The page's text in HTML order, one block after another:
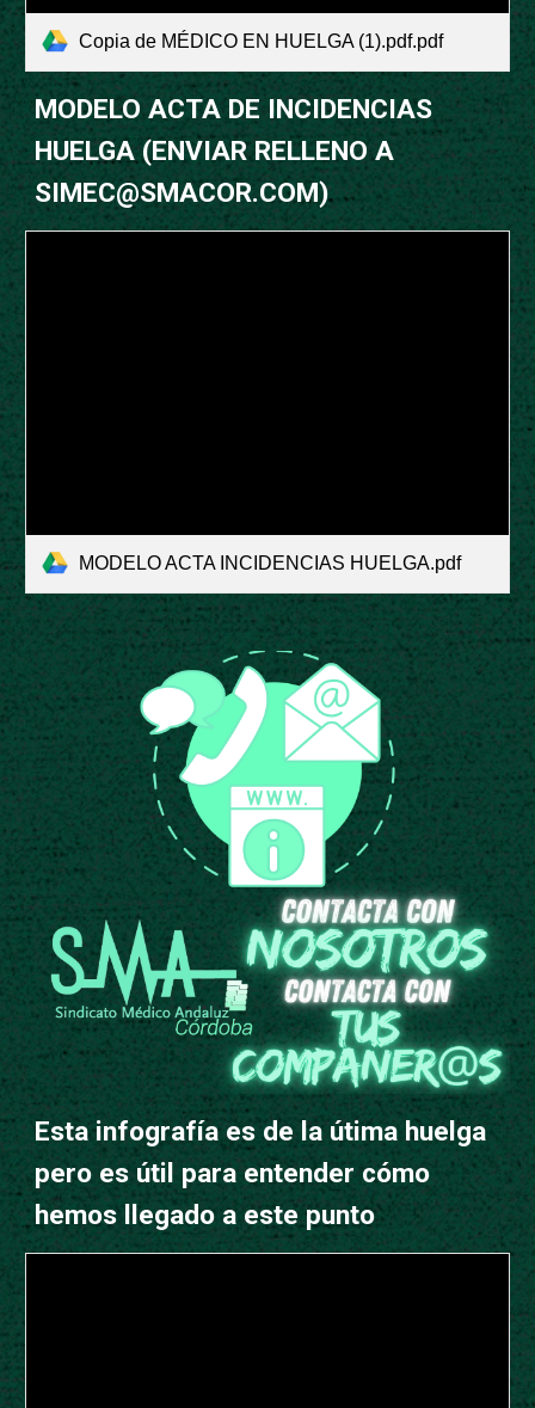
Copia de MÉDICO EN HUELGA (1).pdf.pdf
MODELO ACTA DE INCIDENCIAS
HUELGA (ENVIAR RELLENO A
SIMEC@SMACOR.COM)
MODELO ACTA INCIDENCIAS HUELGA.pdf
Esta infografía es de la útima huelga
pero es útil para entender cómo
hemos llegado a este punto